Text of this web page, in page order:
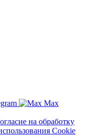
Max
на обработку
Cookie